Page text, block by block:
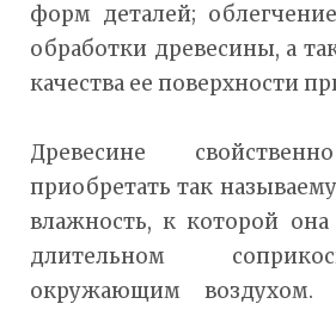
форм деталей;
обработки древесины, а
качества ее поверхности
Древесине
приобретать так
влажность, к которой
длительном
окружающим воздухом.